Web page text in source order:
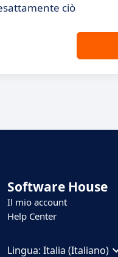
ciò
Software House
Il mio account
Help Center
Lingua:Italia (Italiano)